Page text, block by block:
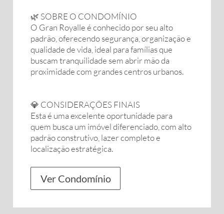
🌿 SOBRE O CONDOMÍNIO
O Gran Royalle é conhecido por seu alto
padrão, oferecendo segurança, organização e
qualidade de vida, ideal para famílias que
buscam tranquilidade sem abrir mão da
proximidade com grandes centros urbanos.
💎 CONSIDERAÇÕES FINAIS
Esta é uma excelente oportunidade para
quem busca um imóvel diferenciado, com alto
padrão construtivo, lazer completo e
localização estratégica.
Ver Condomínio